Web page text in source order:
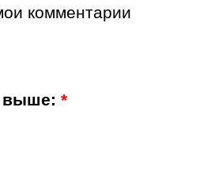
комментарии
выше:*